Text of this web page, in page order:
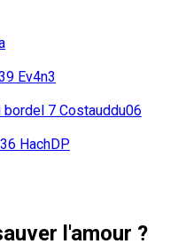
Ev4n3
bordel 7 Costauddu06
36 HachDP
l'amour ?